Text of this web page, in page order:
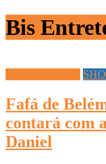
Bis
Fafá de
contará com
Daniel